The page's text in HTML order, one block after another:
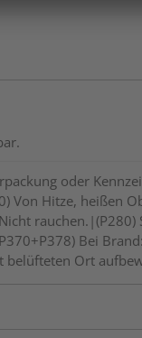
oder
Von Hitze, heißen
rauchen.|(P280)
Bei
Ort